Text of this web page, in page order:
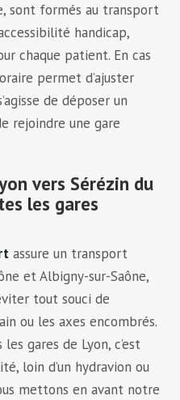
sont formés au transport
handicap,
chaque patient. En cas
permet d’ajuster
de déposer un
rejoindre une gare
vers Sérézin du
les gares
assure un transport
et Albigny-sur-Saône,
tout souci de
ou les axes encombrés.
gares de Lyon, c’est
loin d’un hydravion ou
mettons en avant notre